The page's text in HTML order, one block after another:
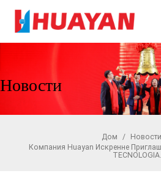
Новости
Дом / Новости
Компания Huayan Искренне
TECNOLOGIA.